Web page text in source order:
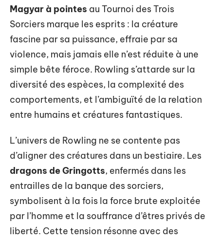
Magyar à pointes au Tournoi des Trois
Sorciers marque les esprits : la créature
fascine par sa puissance, effraie par sa
violence, mais jamais elle n’est réduite à une
simple bête féroce. Rowling s’attarde sur la
diversité des espèces, la complexité des
comportements, et l’ambiguïté de la relation
entre humains et créatures fantastiques.
L’univers de Rowling ne se contente pas
d’aligner des créatures dans un bestiaire. Les
dragons de Gringotts, enfermés dans les
entrailles de la banque des sorciers,
symbolisent à la fois la force brute exploitée
par l’homme et la souffrance d’êtres privés de
liberté. Cette tension résonne avec des